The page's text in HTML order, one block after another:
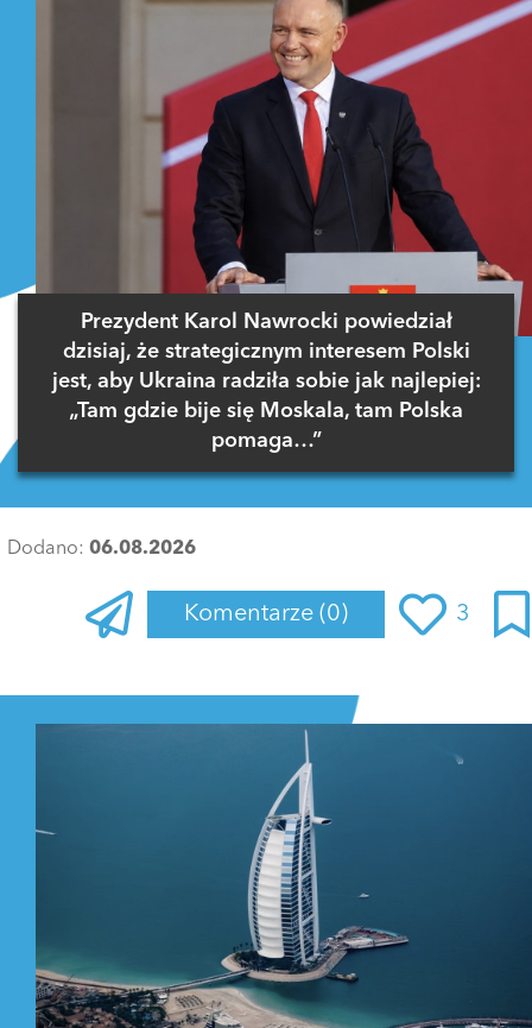
Prezydent Karol Nawrocki powiedział
dzisiaj, że strategicznym interesem Polski
jest, aby Ukraina radziła sobie jak najlepiej:
„Tam gdzie bije się Moskala, tam Polska
pomaga…”
Dodano: 06.08.2026
Komentarze (0) 3